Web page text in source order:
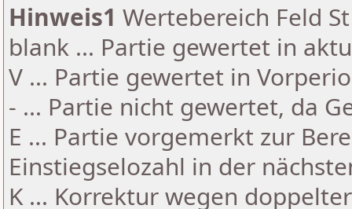
Hinweis1 Wertebereich Feld
blank ... Partie gewertet in
V ... Partie gewertet in
- ... Partie nicht gewertet, da
E ... Partie vorgemerkt zur
Einstiegselozahl in der
K ... Korrektur wegen